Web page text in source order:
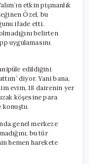
etkin pişmanlık
Özel, bu
ifade etti.
belirten
uygulamasını
edildiğini
diyor. Yani bana,
evim, 18 dairenin yer
köşesine para
konuştu.
genel merkeze
bu tür
hemen harekete